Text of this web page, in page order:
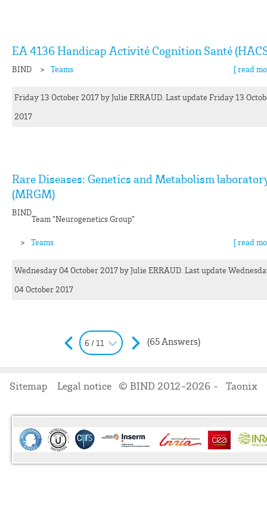
EA 4136 Handicap Activité Cognition Santé
BIND Teams [ read
Friday 13 October 2017byJulie ERRAUD. Last update Friday 13
2017
Rare Diseases: Genetics and Metabolism
(MRGM)
BIND
Team “Neurogenetics Group”
Teams [ read
Wednesday 04 October 2017byJulie ERRAUD. Last update
04 October 2017
6 / 11 (65 Answers)
Sitemap Legal notice © BIND 2012-2026 - Taonix